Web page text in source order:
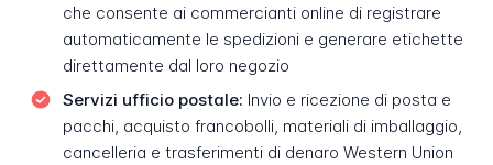
che consente ai commercianti online di registrare
automaticamente le spedizioni e generare etichette
direttamente dal loro negozio
Servizi ufficio postale: Invio e ricezione di posta e
pacchi, acquisto francobolli, materiali di imballaggio,
cancelleria e trasferimenti di denaro Western Union